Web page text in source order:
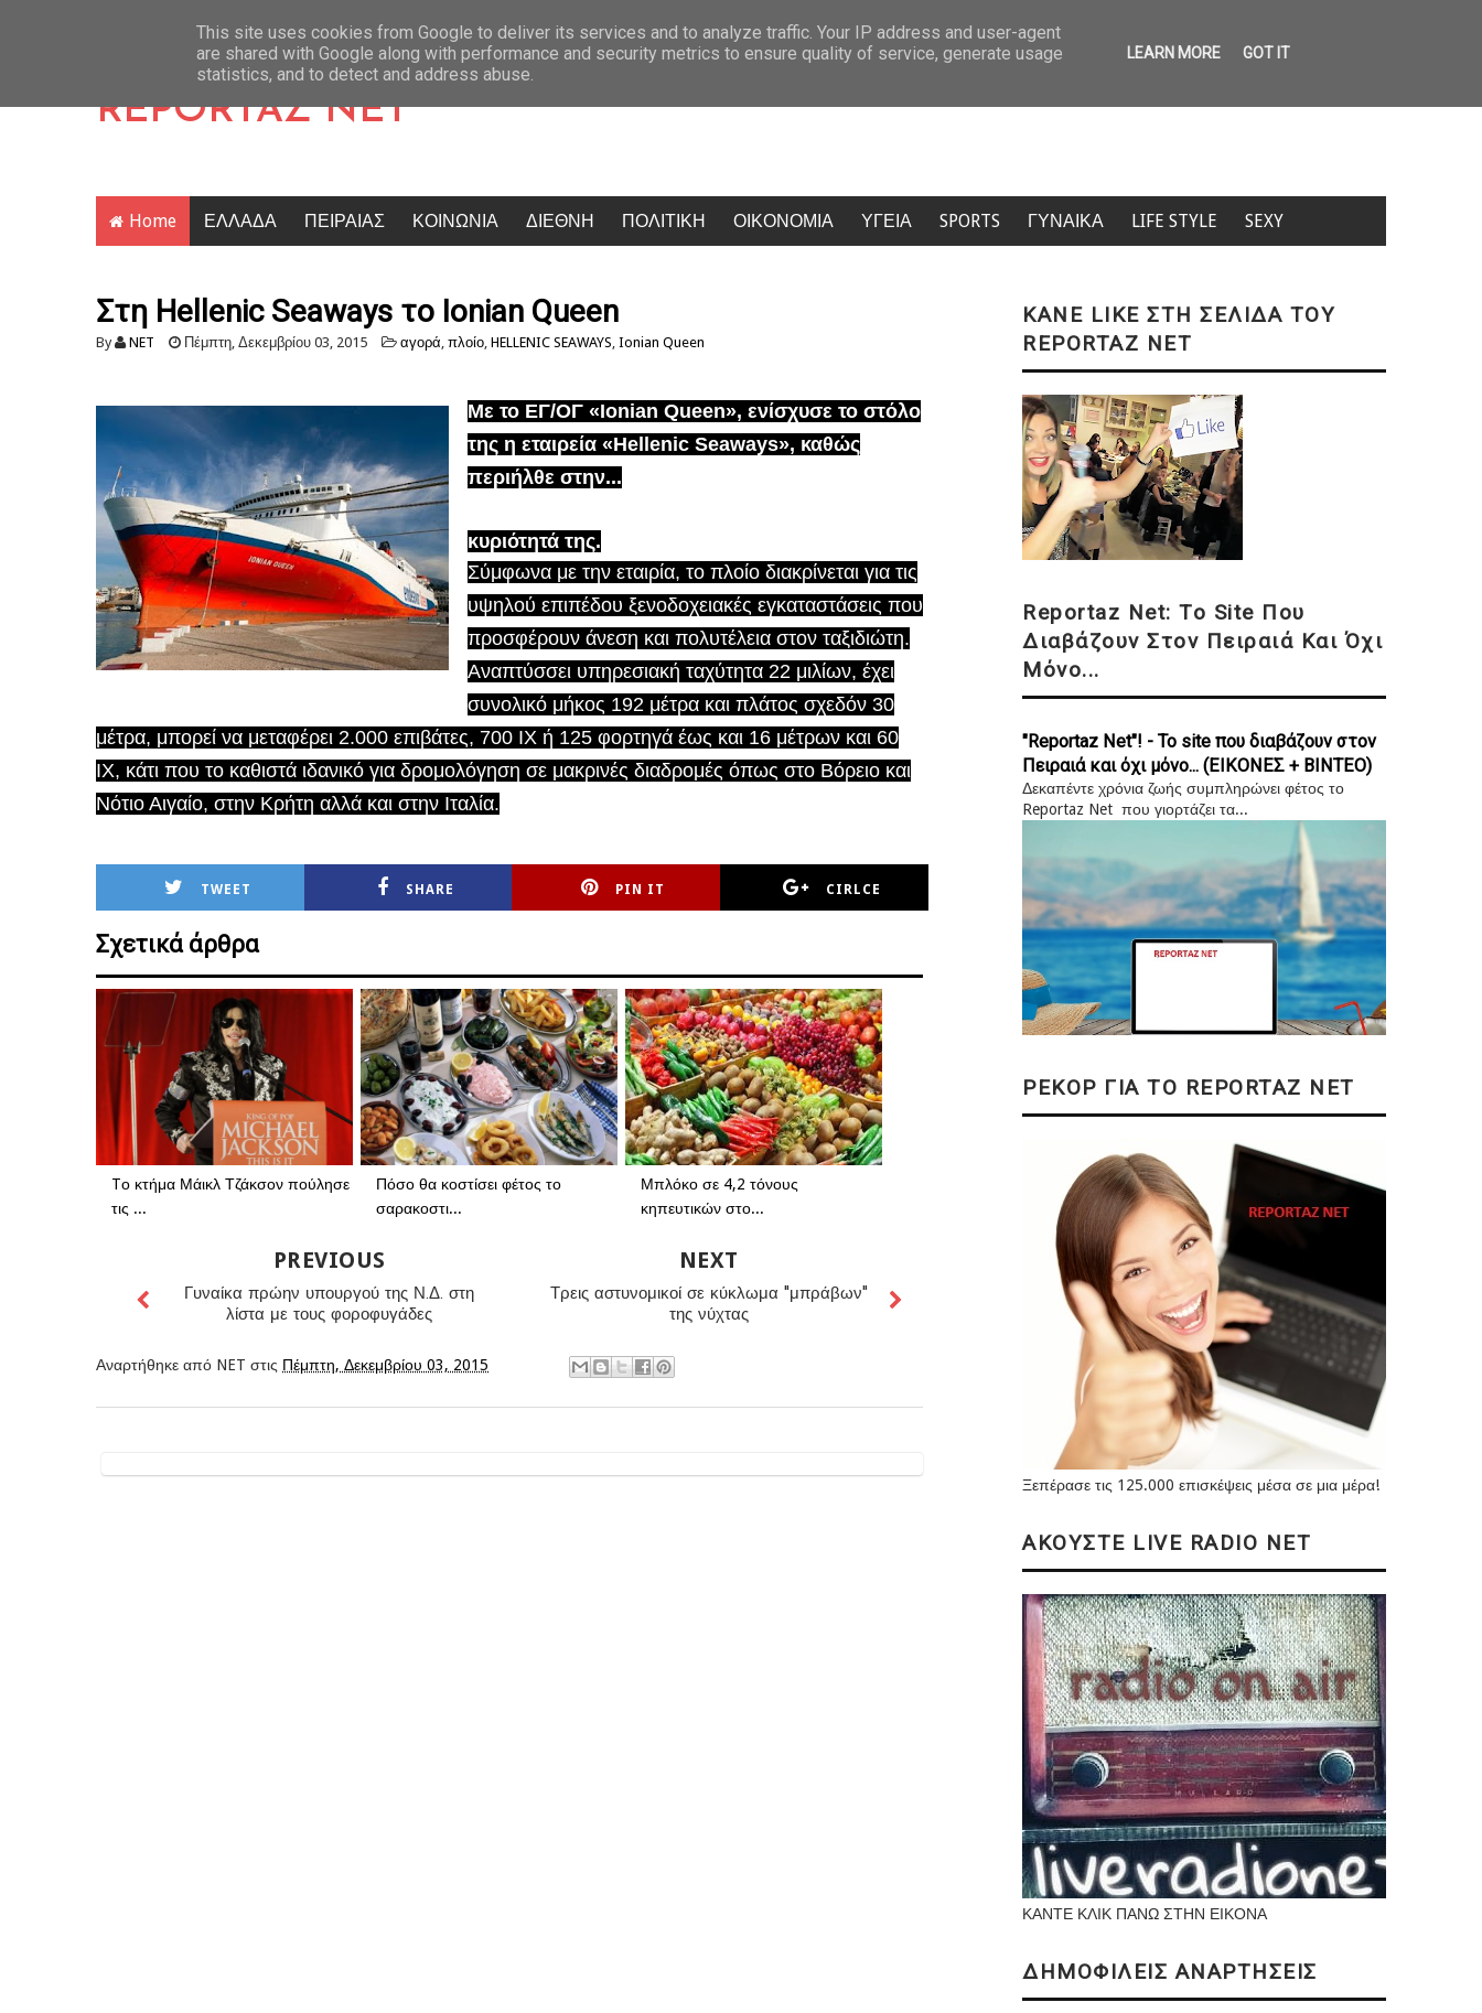
Latest News
Κλιμάκωση επιθέσεων από τον Ισραηλινό στρατό – Σε εξέλιξη οι απευθείας συνομιλίες στη Ρώμη Ντόναλντ Τραμπ: «Λέει μαλα…ες. Δεν αγαπάει κανέναν» (ΒΙΝΤΕΟ)
REPORTAZ NET
Home ΕΛΛΑΔΑ ΠΕΙΡΑΙΑΣ ΚΟΙΝΩΝΙΑ ΔΙΕΘΝΗ ΠΟΛΙΤΙΚΗ ΟΙΚΟΝΟΜΙΑ ΥΓΕΙΑ SPORTS ΓΥΝΑΙΚΑ LIFE STYLE SEXY
Στη Hellenic Seaways το Ionian Queen
By NET Πέμπτη, Δεκεμβρίου 03, 2015 αγορά, πλοίο, HELLENIC SEAWAYS, Ionian Queen
Με το ΕΓ/ΟΓ «Ionian Queen», ενίσχυσε το στόλο
της η εταιρεία «Hellenic Seaways», καθώς
περιήλθε στην...
κυριότητά της.
Σύμφωνα με την εταιρία, το πλοίο διακρίνεται για τις
υψηλού επιπέδου ξενοδοχειακές εγκαταστάσεις που
προσφέρουν άνεση και πολυτέλεια στον ταξιδιώτη.
Αναπτύσσει υπηρεσιακή ταχύτητα 22 μιλίων, έχει
συνολικό μήκος 192 μέτρα και πλάτος σχεδόν 30
μέτρα, μπορεί να μεταφέρει 2.000 επιβάτες, 700 ΙΧ ή 125 φορτηγά έως και 16 μέτρων και 60
ΙΧ, κάτι που το καθιστά ιδανικό για δρομολόγηση σε μακρινές διαδρομές όπως στο Βόρειο και
Νότιο Αιγαίο, στην Κρήτη αλλά και στην Ιταλία.
TWEET SHARE PIN IT CIRLCE
Σχετικά άρθρα
Tο κτήμα Μάικλ Τζάκσον πούλησε
τις ...
Πόσο θα κοστίσει φέτος το
σαρακοστι...
Μπλόκο σε 4,2 τόνους
κηπευτικών στο...
NEXT
Τρεις αστυνομικοί σε κύκλωμα "μπράβων"
της νύχτας
PREVIOUS
Γυναίκα πρώην υπουργού της Ν.Δ. στη
λίστα με τους φοροφυγάδες
Αναρτήθηκε από NET στις Πέμπτη, Δεκεμβρίου 03, 2015
KANE LIKE ΣΤΗ ΣΕΛΙΔΑ ΤΟΥ
REPORTAZ NET
Reportaz Net: Το Site Που
Διαβάζουν Στον Πειραιά Και Όχι
Μόνο...
"Reportaz Net"! - Το site που διαβάζουν στον
Πειραιά και όχι μόνο... (ΕΙΚΟΝΕΣ + ΒΙΝΤΕΟ)
Δεκαπέντε χρόνια ζωής συμπληρώνει φέτος το
Reportaz Net που γιορτάζει τα...
ΡΕΚΟΡ ΓΙΑ ΤΟ REPORTAZ NET
Ξεπέρασε τις 125.000 επισκέψεις μέσα σε μια μέρα!
ΑΚΟΥΣΤΕ LIVE RADIO NET
ΚΑΝΤΕ ΚΛΙΚ ΠΑΝΩ ΣΤΗΝ ΕΙΚΟΝΑ
ΔΗΜΟΦΙΛΕΙΣ ΑΝΑΡΤΗΣΕΙΣ
This site uses cookies from Google to deliver its services and to analyze traffic. Your IP address and user-agent
are shared with Google along with performance and security metrics to ensure quality of service, generate usage
statistics, and to detect and address abuse.
LEARN MORE GOT IT